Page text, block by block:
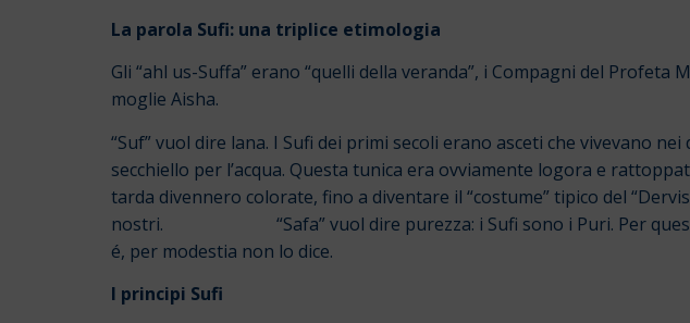
La parola Sufi: una triplice etimologia
Gli “ahl us-Suffa” erano “quelli della veranda”, i Compagni del
moglie Aisha.
“Suf” vuol dire lana. I Sufi dei primi secoli erano asceti che vivevano
secchiello per l’acqua. Questa tunica era ovviamente logora e
tarda divennero colorate, fino a diventare il “costume” tipico del
nostri. “Safa” vuol dire purezza: i Sufi sono i Puri. Per questo
é, per modestia non lo dice.
I principi Sufi